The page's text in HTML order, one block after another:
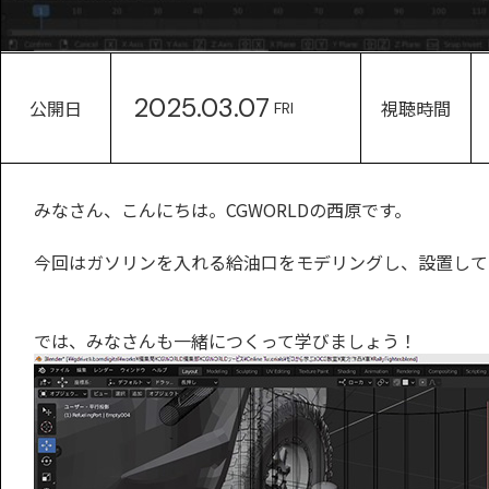
公開日 2025.03.07 FRI 視聴時間
みなさん、こんにちは。CGWORLDの西原です。
今回はガソリンを入れる給油口をモデリングし、設置し
では、みなさんも一緒につくって学びましょう！